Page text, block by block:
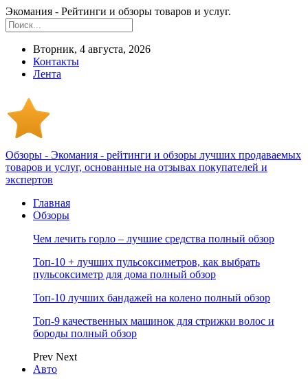
Экомания - Рейтинги и обзоры товаров и услуг.
Вторник, 4 августа, 2026
Контакты
Лента
Обзоры - Экомания - рейтинги и обзоры лучших продаваемых
товаров и услуг, основанные на отзывах покупателей и
экспертов
Главная
Обзоры
Чем лечить горло – лучшие средства полный обзор
Топ-10 + лучших пульсоксиметров, как выбрать
пульсоксиметр для дома полный обзор
Топ-10 лучших бандажей на колено полный обзор
Топ-9 качественных машинок для стрижки волос и
бороды полный обзор
Prev Next
Авто